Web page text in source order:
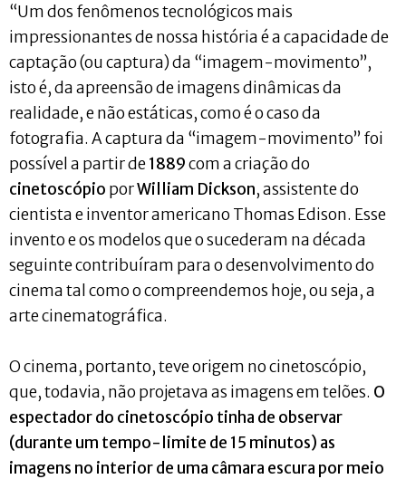
“Um dos fenômenos tecnológicos mais
impressionantes de nossa história é a capacidade de
captação (ou captura) da “imagem-movimento”,
isto é, da apreensão de imagens dinâmicas da
realidade, e não estáticas, como é o caso da
fotografia. A captura da “imagem-movimento” foi
possível a partir de1889com a criação do
cinetoscópio porWilliam Dickson, assistente do
cientista e inventor americano Thomas Edison. Esse
invento e os modelos que o sucederam na década
seguinte contribuíram para o desenvolvimento do
cinema tal como o compreendemos hoje, ou seja, a
arte cinematográfica.
O cinema, portanto, teve origem no cinetoscópio,
que, todavia, não projetava as imagens em telões. O
espectador do cinetoscópio tinha de observar
(durante um tempo-limite de 15 minutos) as
imagens no interior de uma câmara escura por meio